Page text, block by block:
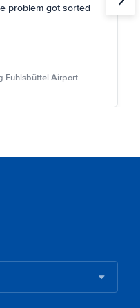
problem got sorted
Fuhlsbüttel Airport